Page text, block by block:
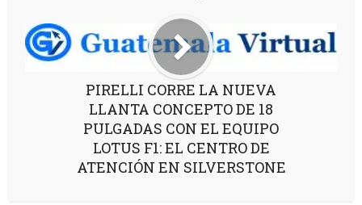
PIRELLI CORRE LA NUEVA
LLANTA CONCEPTO DE 18
PULGADAS CON EL EQUIPO
LOTUS F1: EL CENTRO DE
ATENCIÓN EN SILVERSTONE